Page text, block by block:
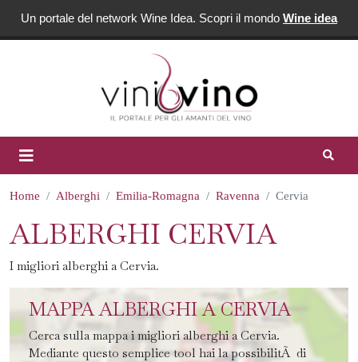
Un portale del network Wine Idea. Scopri il mondo Wine idea
Home Alberghi Emilia-Romagna Ravenna Cervia
ALBERGHI CERVIA
I migliori alberghi a Cervia.
MAPPA ALBERGHI A CERVIA
Cerca sulla mappa i migliori alberghi a Cervia.
Mediante questo semplice tool hai la possibilitÃ di